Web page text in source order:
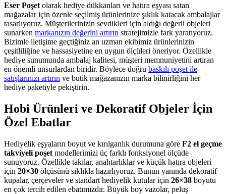
Eser Poşet olarak hediye dükkanları ve hatıra eşyası satan
mağazalar için özenle seçilmiş ürünlerinize şıklık katacak ambalajlar
tasarlıyoruz. Müşterilerinizin sevdikleri için aldığı değerli objeleri
sunarken markanızın değerini artırın stratejimizle fark yaratıyoruz.
Bizimle iletişime geçtiğiniz an uzman ekibimiz ürünlerinizin
çeşitliliğine ve hassasiyetine en uygun ölçüleri öneriyor. Özellikle
hediye sunumunda ambalaj kalitesi, müşteri memnuniyetini artıran
en önemli unsurlardan biridir. Böylece doğru baskılı poşet ile
satışlarınızı artırın ve butik mağazanızın marka bilinirliğini her
hediye paketiyle pekiştirin.
Hobi Ürünleri ve Dekoratif Objeler İçin
Özel Ebatlar
Hediyelik eşyaların boyut ve kırılganlık durumuna göre F2 el geçme
takviyeli poşet modellerimizi üç farklı fonksiyonel ölçüde
sunuyoruz. Özellikle takılar, anahtarlıklar ve küçük hatıra objeleri
için 20×30 ölçüsünü sıklıkla hazırlıyoruz. Bunun yanında dekoratif
kupalar, çerçeveler ve standart hediyelik kutular için 26×38 boyutu
en çok tercih edilen ebatımızdır. Büyük boy vazolar, peluş